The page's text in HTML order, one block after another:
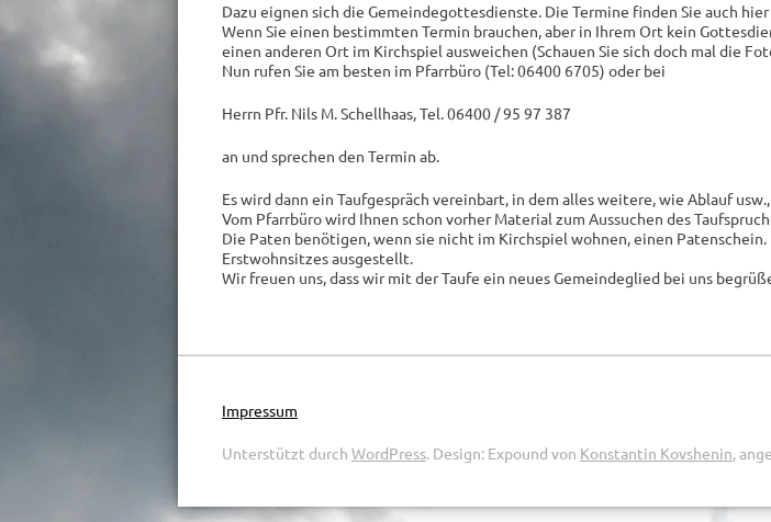
Dazu eignen sich die Gemeindegottesdienste. Die Termine finden Sie auch
Wenn Sie einen bestimmten Termin brauchen, aber in Ihrem Ort kein
einen anderen Ort im Kirchspiel ausweichen (Schauen Sie sich doch mal die
Nun rufen Sie am besten im Pfarrbüro (Tel: 06400 6705) oder bei
Herrn Pfr. Nils M. Schellhaas, Tel. 06400 / 95 97 387
an und sprechen den Termin ab.
Es wird dann ein Taufgespräch vereinbart, in dem alles weitere, wie Ablauf
Vom Pfarrbüro wird Ihnen schon vorher Material zum Aussuchen des
Die Paten benötigen, wenn sie nicht im Kirchspiel wohnen, einen
Erstwohnsitzes ausgestellt.
Wir freuen uns, dass wir mit der Taufe ein neues Gemeindeglied bei uns
Impressum
Unterstützt durch WordPress. Design: Expound von Konstantin Kovshenin,